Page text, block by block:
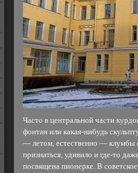
Часто в центральной части
фонтан или какая-нибудь
— летом, естественно — клумбы
признаться, удивило и где-то
посвящена пионерке. В